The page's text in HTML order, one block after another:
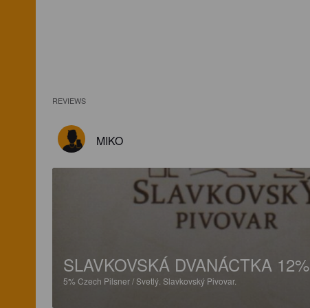
REVIEWS
MIKO
SLAVKOVSKÁ DVANÁCTKA 12%
5% Czech Pilsner / Svetlý. Slavkovský Pivovar.